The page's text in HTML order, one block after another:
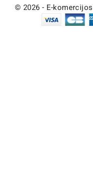
© 2026 - E-